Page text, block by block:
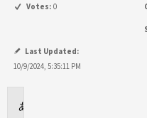
Votes: 0
Last Updated:
10/9/2024, 5:35:11 PM